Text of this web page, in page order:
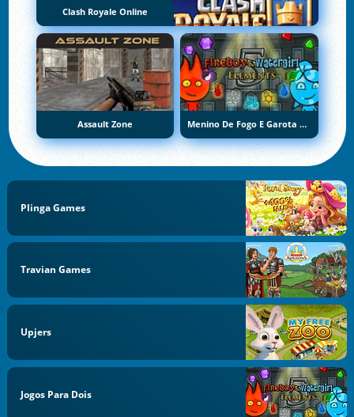
Clash Royale Online
Assault Zone Menino De Fogo E Garota De Água 5: Elementos
Plinga Games
Travian Games
Upjers
Jogos Para Dois